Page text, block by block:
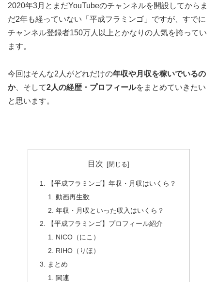
2020年3月とまだYouTubeのチャンネルを開設してからま
だ2年も経っていない「平成フラミンゴ」ですが、すでに
チャンネル登録者150万人以上とかなりの人気を誇ってい
ます。
今回はそんな2人がどれだけの年収や月収を稼いでいるの
か、そして2人の経歴・プロフィールをまとめていきたい
と思います。
目次
【平成フラミンゴ】年収・月収はいくら？
動画再生数
年収・月収といった収入はいくら？
【平成フラミンゴ】プロフィール紹介
NICO（にこ）
RIHO（りほ）
まとめ
関連